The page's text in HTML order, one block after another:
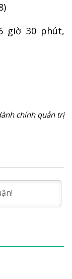
giờ 30 phút,
chính quản trị